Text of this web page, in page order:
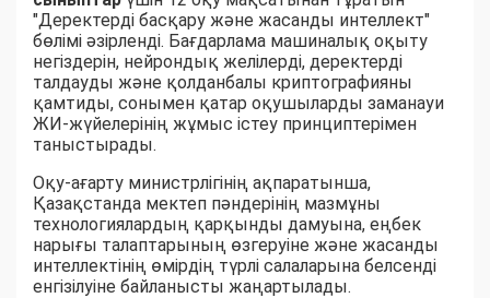
"Деректерді басқару және жасанды интеллект"
бөлімі әзірленді. Бағдарлама машиналық оқыту
негіздерін, нейрондық желілерді, деректерді
талдауды және қолданбалы криптографияны
қамтиды, сонымен қатар оқушыларды заманауи
ЖИ-жүйелерінің жұмыс істеу принциптерімен
таныстырады.
Оқу-ағарту министрлігінің ақпаратынша,
Қазақстанда мектеп пәндерінің мазмұны
технологиялардың қарқынды дамуына, еңбек
нарығы талаптарының өзгеруіне және жасанды
интеллектінің өмірдің түрлі салаларына белсенді
енгізілуіне байланысты жаңартылады.